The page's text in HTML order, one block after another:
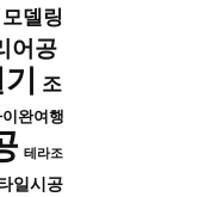
델링
어공
조
완여행
테라조
일시공